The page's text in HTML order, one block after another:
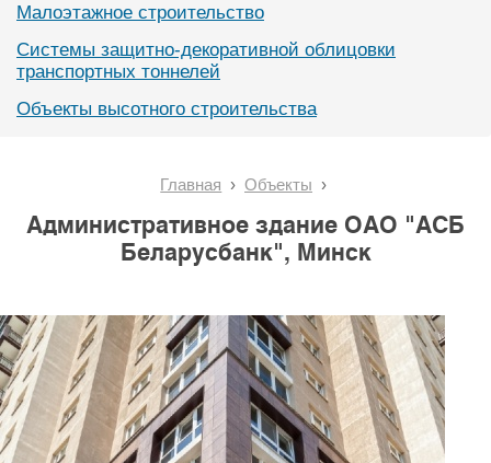
Малоэтажное строительство
Системы защитно-декоративной облицовки
транспортных тоннелей
Объекты высотного строительства
Главная Объекты
Административное здание ОАО "АСБ
Беларусбанк", Минск